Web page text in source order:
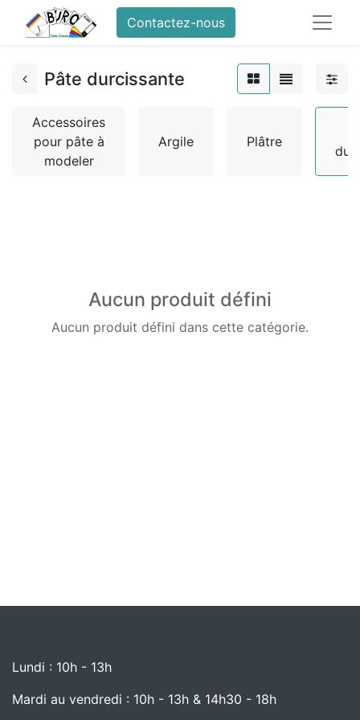
Contactez-nous
Pâte durcissante
Accessoires
pour pâte à
modeler
Argile Plâtre
Aucun produit défini
Aucun produit défini dans cette catégorie.
Lundi : 10h - 13h
Mardi au vendredi : 10h - 13h & 14h30 - 18h